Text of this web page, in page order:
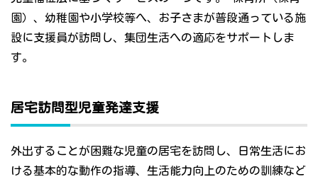
園）、幼稚園や小学校等へ、お子さまが普段通っている施
設に支援員が訪問し、集団生活への適応をサポートしま
す。
居宅訪問型児童発達支援
外出することが困難な児童の居宅を訪問し、日常生活にお
ける基本的な動作の指導、生活能力向上のための訓練など